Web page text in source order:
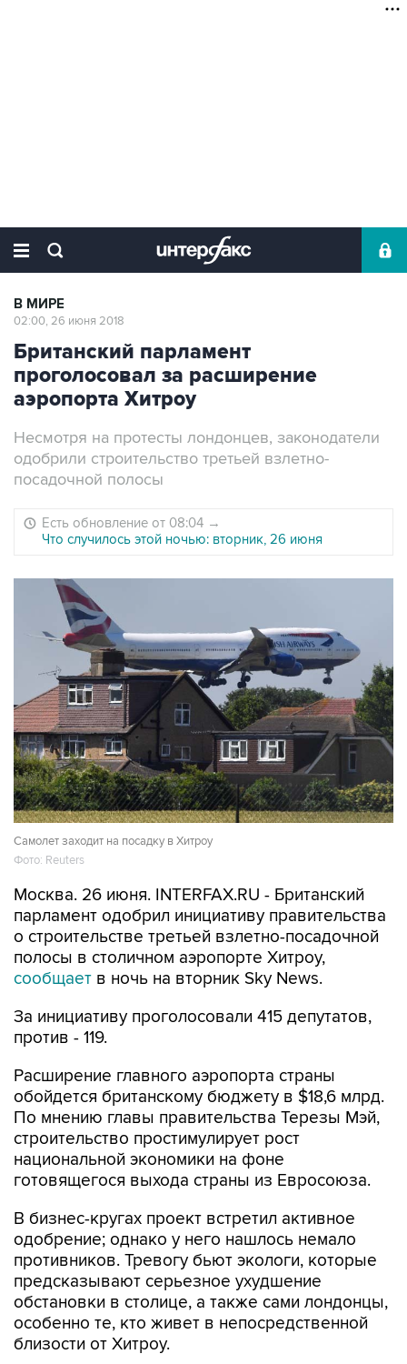
В МИРЕ
02:00, 26 июня 2018
Британский парламент
проголосовал за расширение
аэропорта Хитроу
Несмотря на протесты лондонцев, законодатели
одобрили строительство третьей взлетно-
посадочной полосы
Есть обновление от 08:04 →
Что случилось этой ночью: вторник, 26 июня
Самолет заходит на посадку в Хитроу
Фото: Reuters
Москва. 26 июня. INTERFAX.RU - Британский
парламент одобрил инициативу правительства
о строительстве третьей взлетно-посадочной
полосы в столичном аэропорте Хитроу,
сообщает в ночь на вторник Sky News.
За инициативу проголосовали 415 депутатов,
против - 119.
Расширение главного аэропорта страны
обойдется британскому бюджету в $18,6 млрд.
По мнению главы правительства Терезы Мэй,
строительство простимулирует рост
национальной экономики на фоне
готовящегося выхода страны из Евросоюза.
В бизнес-кругах проект встретил активное
одобрение; однако у него нашлось немало
противников. Тревогу бьют экологи, которые
предсказывают серьезное ухудшение
обстановки в столице, а также сами лондонцы,
особенно те, кто живет в непосредственной
близости от Хитроу.